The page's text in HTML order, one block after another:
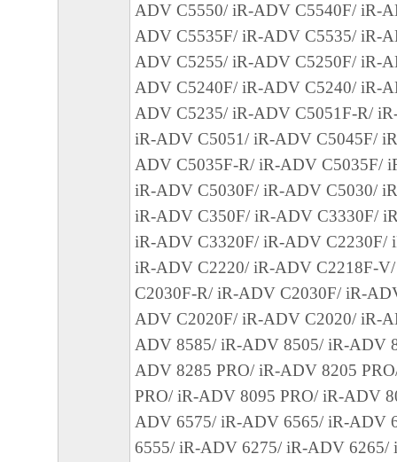
損害を言います。）について、適用法で認
一切の責任を負わないものとします。たと
キヤノンのライセンサー、キヤノンの子会
関連会社、それらの販売代理店または販売
の可能性について知らされていた場合でも
(3) キヤノン、キヤノンのライセンサー、
社、キヤノンの関連会社、それらの販売代
店のいずれも、「本ソフトウェア」、また
ェア」の使用に起因または関連してお客様
に生じたいかなる紛争についても、一切責
のとします。
８．契約期間
(1) 本契約書は、お客様が、『同意』を示
クリックした時点、または「本ソフトウェ
ールした時点で発効し、下記(2)または(3)
まで有効に存続します。
(2) お客様は、「本ソフトウェア」および
ADV C5550/ iR-ADV C5540F/ iR-
ADV C5535F/ iR-ADV C5535/ iR-
ADV C5255/ iR-ADV C5250F/ iR-
ADV C5240F/ iR-ADV C5240/ iR-
ADV C5235/ iR-ADV C5051F-R/
iR-ADV C5051/ iR-ADV C5045F/
ADV C5035F-R/ iR-ADV C5035F/
iR-ADV C5030F/ iR-ADV C5030/
iR-ADV C350F/ iR-ADV C3330F/
iR-ADV C3320F/ iR-ADV C2230F/
iR-ADV C2220/ iR-ADV C2218F-
C2030F-R/ iR-ADV C2030F/ iR-
ADV C2020F/ iR-ADV C2020/ iR-
ADV 8585/ iR-ADV 8505/ iR-ADV
ADV 8285 PRO/ iR-ADV 8205
PRO/ iR-ADV 8095 PRO/ iR-ADV
ADV 6575/ iR-ADV 6565/ iR-ADV
6555/ iR-ADV 6275/ iR-ADV 6265/